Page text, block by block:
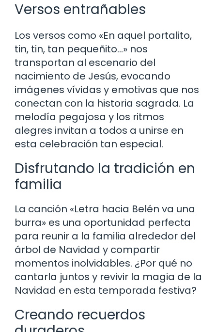
Versos entrañables
Los versos como «En aquel portalito,
tin, tin, tan pequeñito…» nos
transportan al escenario del
nacimiento de Jesús, evocando
imágenes vívidas y emotivas que nos
conectan con la historia sagrada. La
melodía pegajosa y los ritmos
alegres invitan a todos a unirse en
esta celebración tan especial.
Disfrutando la tradición en
familia
La canción «Letra hacia Belén va una
burra» es una oportunidad perfecta
para reunir a la familia alrededor del
árbol de Navidad y compartir
momentos inolvidables. ¿Por qué no
cantarla juntos y revivir la magia de la
Navidad en esta temporada festiva?
Creando recuerdos